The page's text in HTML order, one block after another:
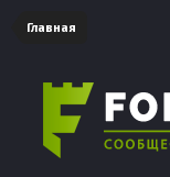
Главная